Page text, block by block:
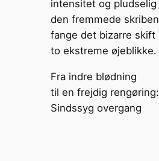
Fra indre blødning
til en frejdig rengøring:
Sindssyg overgang